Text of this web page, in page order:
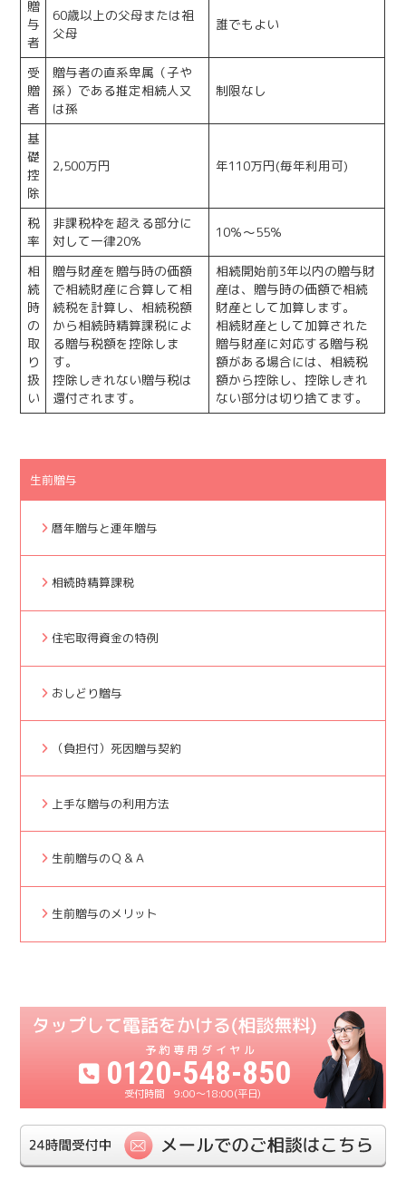
贈
与
者
60歳以上の父母または祖
父母
誰でもよい
受
贈
者
贈与者の直系卑属（子や
孫）である推定相続人又
は孫
制限なし
基
礎
控
除
2,500万円 年110万円(毎年利用可)
税
率
非課税枠を超える部分に
対して一律20%
10％～55％
相
続
時
の
取
り
扱
い
贈与財産を贈与時の価額
で相続財産に合算して相
続税を計算し、相続税額
から相続時精算課税によ
る贈与税額を控除しま
す。
控除しきれない贈与税は
還付されます。
相続開始前3年以内の贈与財
産は、贈与時の価額で相続
財産として加算します。
相続財産として加算された
贈与財産に対応する贈与税
額がある場合には、相続税
額から控除し、控除しきれ
ない部分は切り捨てます。
生前贈与
暦年贈与と連年贈与
相続時精算課税
住宅取得資金の特例
おしどり贈与
（負担付）死因贈与契約
上手な贈与の利用方法
生前贈与のＱ＆Ａ
生前贈与のメリット
0120-548-850
9:00〜18:00(平日)